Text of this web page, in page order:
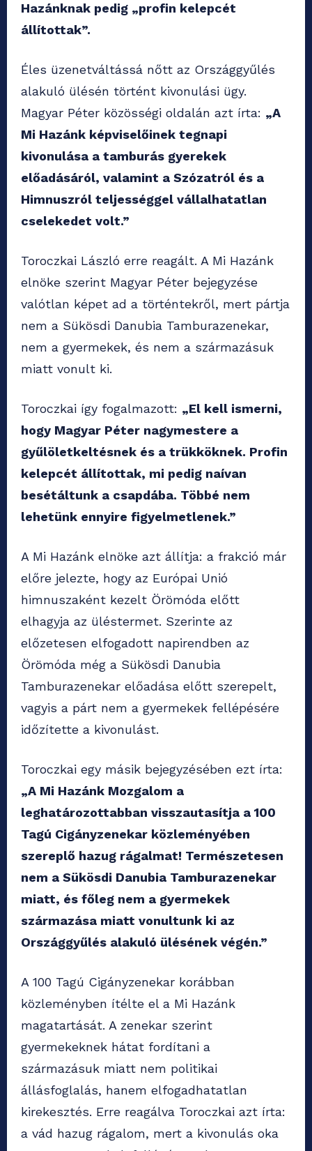
Hazánknak pedig „profin kelepcét
állítottak”.
Éles üzenetváltássá nőtt az Országgyűlés
alakuló ülésén történt kivonulási ügy.
Magyar Péter közösségi oldalán azt írta: „A
Mi Hazánk képviselőinek tegnapi
kivonulása a tamburás gyerekek
előadásáról, valamint a Szózatról és a
Himnuszról teljességgel vállalhatatlan
cselekedet volt.”
Toroczkai László erre reagált. A Mi Hazánk
elnöke szerint Magyar Péter bejegyzése
valótlan képet ad a történtekről, mert pártja
nem a Sükösdi Danubia Tamburazenekar,
nem a gyermekek, és nem a származásuk
miatt vonult ki.
Toroczkai így fogalmazott: „El kell ismerni,
hogy Magyar Péter nagymestere a
gyűlöletkeltésnek és a trükköknek. Profin
kelepcét állítottak, mi pedig naívan
besétáltunk a csapdába. Többé nem
lehetünk ennyire figyelmetlenek.”
A Mi Hazánk elnöke azt állítja: a frakció már
előre jelezte, hogy az Európai Unió
himnuszaként kezelt Örömóda előtt
elhagyja az üléstermet. Szerinte az
előzetesen elfogadott napirendben az
Örömóda még a Sükösdi Danubia
Tamburazenekar előadása előtt szerepelt,
vagyis a párt nem a gyermekek fellépésére
időzítette a kivonulást.
Toroczkai egy másik bejegyzésében ezt írta:
„A Mi Hazánk Mozgalom a
leghatározottabban visszautasítja a 100
Tagú Cigányzenekar közleményében
szereplő hazug rágalmat! Természetesen
nem a Sükösdi Danubia Tamburazenekar
miatt, és főleg nem a gyermekek
származása miatt vonultunk ki az
Országgyűlés alakuló ülésének végén.”
A 100 Tagú Cigányzenekar korábban
közleményben ítélte el a Mi Hazánk
magatartását. A zenekar szerint
gyermekeknek hátat fordítani a
származásuk miatt nem politikai
állásfoglalás, hanem elfogadhatatlan
kirekesztés. Erre reagálva Toroczkai azt írta:
a vád hazug rágalom, mert a kivonulás oka